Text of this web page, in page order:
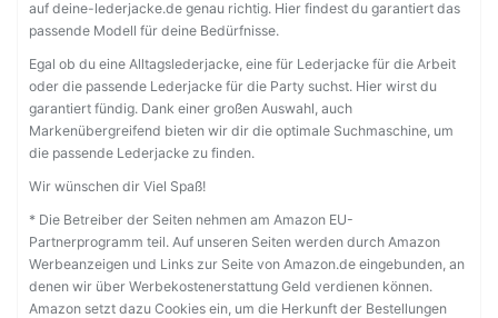
auf deine-lederjacke.de genau richtig. Hier findest du garantiert das
passende Modell für deine Bedürfnisse.
Egal ob du eine Alltagslederjacke, eine für Lederjacke für die Arbeit
oder die passende Lederjacke für die Party suchst. Hier wirst du
garantiert fündig. Dank einer großen Auswahl, auch
Markenübergreifend bieten wir dir die optimale Suchmaschine, um
die passende Lederjacke zu finden.
Wir wünschen dir Viel Spaß!
* Die Betreiber der Seiten nehmen am Amazon EU-
Partnerprogramm teil. Auf unseren Seiten werden durch Amazon
Werbeanzeigen und Links zur Seite von Amazon.de eingebunden, an
denen wir über Werbekostenerstattung Geld verdienen können.
Amazon setzt dazu Cookies ein, um die Herkunft der Bestellungen